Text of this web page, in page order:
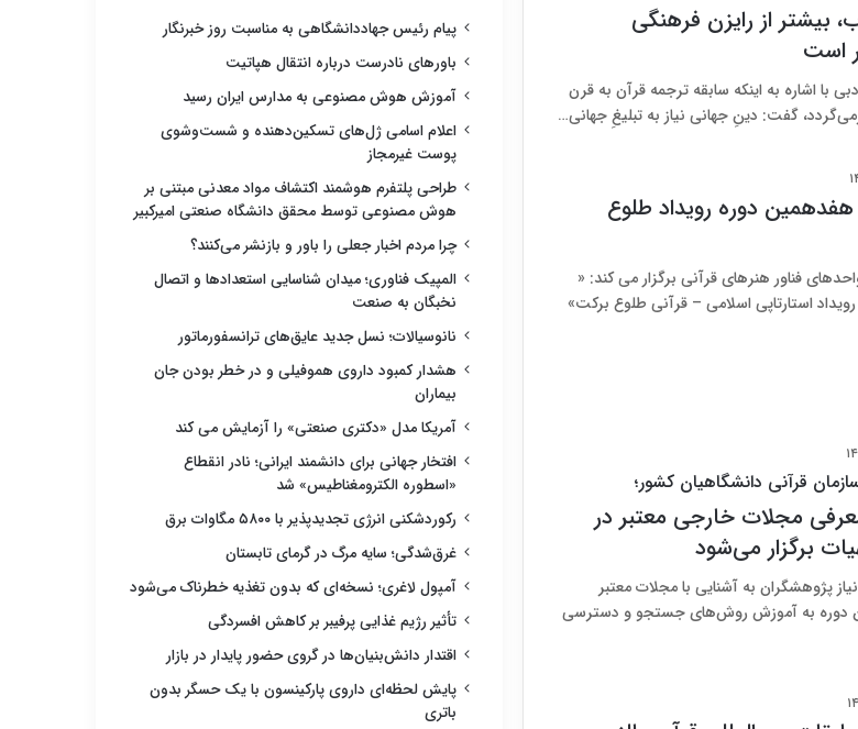
بیشتر از رایزن فرهنگی
است
با اشاره به اینکه سابقه ترجمه قرآن به قرن
گفت: دینِ جهانی نیاز به تبلیغِ جهانی…
هفدهمین دوره رویداد طلوع
فناور هنرهای قرآنی برگزار می کند: «
استارتاپی اسلامی – قرآنی طلوع برکت»
قرآنی دانشگاهیان کشور؛
مجلات خارجی معتبر در
برگزار می‌شود
پژوهشگران به آشنایی با مجلات معتبر
دوره به آموزش روش‌های جستجو و دسترسی
پیام رئیس جهاددانشگاهی به مناسبت روز خبرنگار
باورهای نادرست درباره انتقال هپاتیت
آموزش هوش مصنوعی به مدارس ایران رسید
اعلام اسامی ژل‌های تسکین‌دهنده و شست‌وشوی
پوست غیرمجاز
طراحی پلتفرم هوشمند اکتشاف مواد معدنی مبتنی بر
هوش مصنوعی توسط محقق دانشگاه صنعتی امیرکبیر
چرا مردم اخبار جعلی را باور و بازنشر می‌کنند؟
المپیک فناوری؛ میدان شناسایی استعدادها و اتصال
نخبگان به صنعت
نانوسیالات؛ نسل جدید عایق‌های ترانسفورماتور
هشدار کمبود داروی هموفیلی و در خطر بودن جان
بیماران
آمریکا مدل «دکتری صنعتی» را آزمایش می کند
افتخار جهانی برای دانشمند ایرانی؛ نادر انقطاع
«اسطوره الکترومغناطیس» شد
رکوردشکنی انرژی تجدیدپذیر با ۵۸۰۰ مگاوات برق
غرق‌شدگی؛ سایه مرگ در گرمای تابستان
آمپول لاغری؛ نسخه‌ای که بدون تغذیه خطرناک می‌شود
تأثیر رژیم غذایی پرفیبر بر کاهش افسردگی
اقتدار دانش‌بنیان‌ها در گروی حضور پایدار در بازار
پایش لحظه‌ای داروی پارکینسون با یک حسگر بدون
باتری